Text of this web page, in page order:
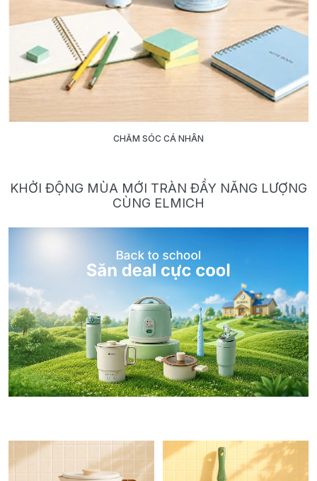
CHĂM SÓC CÁ NHÂN
KHỞI ĐỘNG MÙA MỚI TRÀN ĐẦY NĂNG LƯỢNG
CÙNG ELMICH